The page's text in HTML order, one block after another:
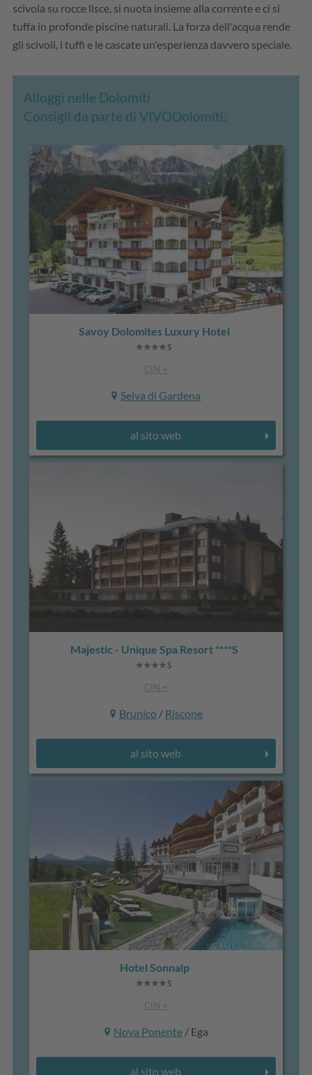
scivola su rocce lisce, si nuota insieme alla corrente e ci si
tuffa in profonde piscine naturali. La forza dell'acqua rende
gli scivoli, i tuffi e le cascate un'esperienza davvero speciale.
Alloggi nelle Dolomiti
Consigli da parte di VIVODolomiti:
Savoy Dolomites Luxury Hotel
CIN +
Selva di Gardena
al sito web
Majestic - Unique Spa Resort ****S
CIN +
Brunico / Riscone
al sito web
Hotel Sonnalp
CIN +
Nova Ponente/ Ega
al sito web